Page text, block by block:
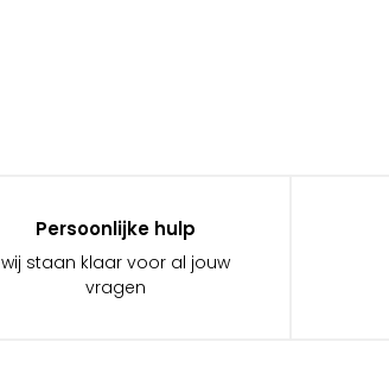
Persoonlijke hulp
wij staan klaar voor al jouw
vragen